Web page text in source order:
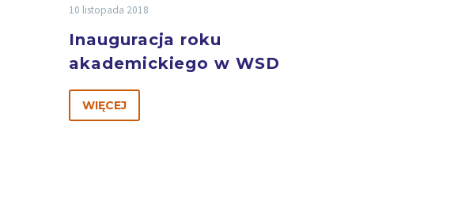
10 listopada 2018
Inauguracja roku
akademickiego w WSD
WIĘCEJ